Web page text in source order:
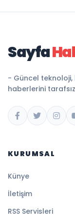
Sayfa
- Güncel
haberlerini tarafsız
KURUMSAL
Künye
İletişim
RSS Servisleri